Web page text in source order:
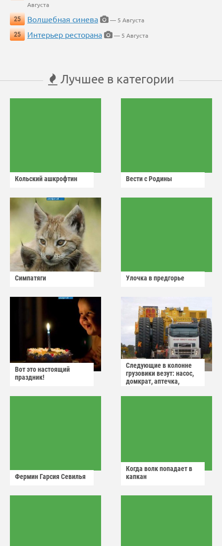
Августа
25
Волшебная синева
— 5 Августа
25
Интерьер ресторана — 5 Августа
Лучшее в категории
Кольский ашкрофтин Вести с Родины
Симпатяги Улочка в предгорье
Вот это настоящий
праздник!
Следующие в колонне
грузовики везут: насос,
домкрат, аптечка,
Фермин Гарсия Севилья
Когда волк попадает в
капкан